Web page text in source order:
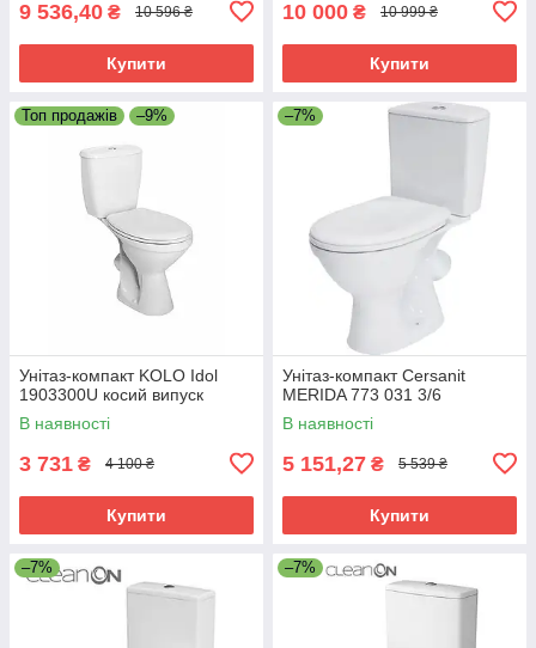
9 536,40 ₴ 10 596 ₴
Купити
10 000 ₴ 10 999 ₴
Купити
Топ продажів –9%
Унітаз-компакт KOLO Idol
1903300U косий випуск
В наявності
3 731 ₴ 4 100 ₴
Купити
–7%
Унітаз-компакт Cersanit
MERIDA 773 031 3/6
В наявності
5 151,27 ₴ 5 539 ₴
Купити
–7% –7%